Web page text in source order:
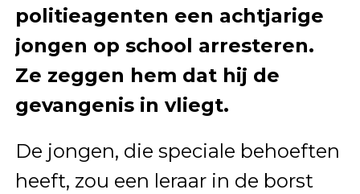
politieagenten een achtjarige
jongen op school arresteren.
Ze zeggen hem dat hij de
gevangenis in vliegt.
De jongen, die speciale behoeften
heeft, zou een leraar in de borst